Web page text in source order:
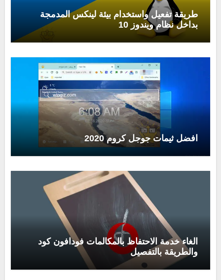
طريقة تفعيل واستخدام بيئة لينكس المدمجة
بداخل نظام ويندوز 10
افضل ثيمات جوجل كروم 2020
الغاء خدمة الاحتفاظ بالمكالمات فودافون كود
والطريقة بالتفصيل